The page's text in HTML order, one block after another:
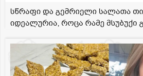
სწრაფი და გემრიელი სალათა
იდეალურია, როცა რამე მსუბუქი